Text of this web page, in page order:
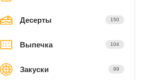
Десерты 150
Выпечка 104
Закуски 89